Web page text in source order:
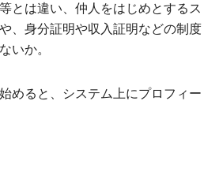
とは違い、仲人をはじめとするス
、身分証明や収入証明などの制度
いか。
めると、システム上にプロフィー